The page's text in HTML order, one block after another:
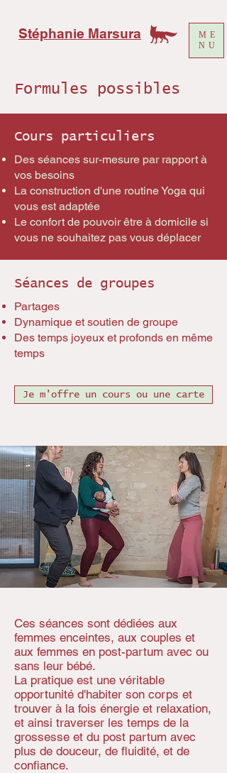
Stéphanie Marsura
ME
NU
Formules possibles
Cours particuliers
Des séances sur-mesure par rapport à
vos besoins
La construction d'une routine Yoga qui
vous est adaptée
Le confort de pouvoir être à domicile si
vous ne souhaitez pas vous déplacer
Séances de groupes
Partages
Dynamique et soutien de groupe
Des temps joyeux et profonds en même
temps
Je m'offre un cours ou une carte
Ces séances sont dédiées aux
femmes enceintes, aux couples et
aux femmes en post-partum avec ou
sans leur bébé.
La pratique est une véritable
opportunité d'habiter son corps et
trouver à la fois énergie et relaxation,
et ainsi traverser les temps de la
grossesse et du post partum avec
plus de douceur, de fluidité, et de
confiance.